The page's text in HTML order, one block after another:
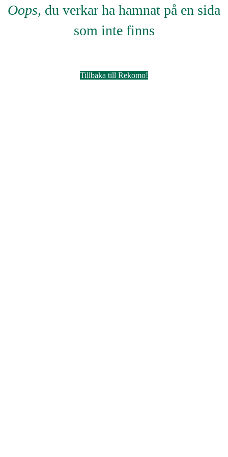
Oops, du verkar ha hamnat på en sida
som inte finns
Tillbaka till Rekomo!